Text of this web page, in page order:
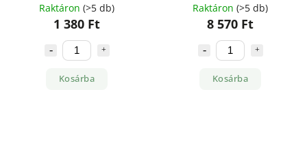
Raktáron (>5 db)
1 380 Ft
Kosárba
Raktáron (>5 db)
8 570 Ft
Kosárba